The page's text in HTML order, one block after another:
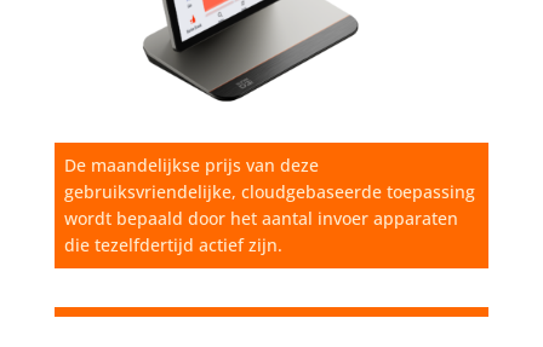
De maandelijkse prijs van deze
gebruiksvriendelijke, cloudgebaseerde toepassing
wordt bepaald door het aantal invoer apparaten
die tezelfdertijd actief zijn.